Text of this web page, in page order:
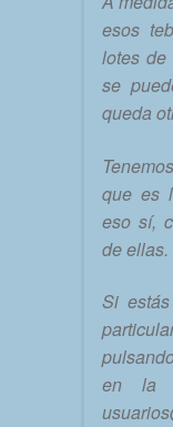
esos
lotes de
se
queda
que es
eso sí,
de ellas.
Si
en la